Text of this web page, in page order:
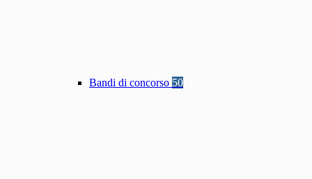
Bandi di concorso 50